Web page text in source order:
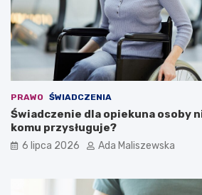
PRAWO ŚWIADCZENIA
Świadczenie dla opiekuna osoby
komu przysługuje?
6 lipca 2026 Ada Maliszewska